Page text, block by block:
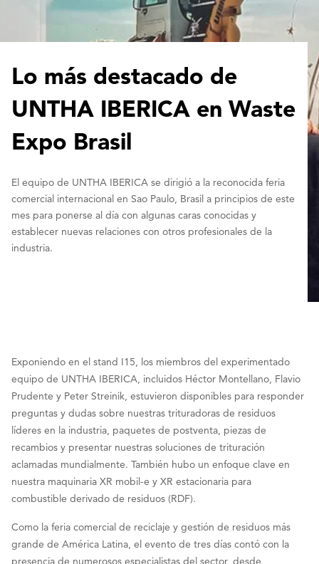
Lo más destacado de
UNTHA IBERICA en Waste
Expo Brasil
El equipo de UNTHA IBERICA se dirigió a la reconocida feria
comercial internacional en Sao Paulo, Brasil a principios de este
mes para ponerse al día con algunas caras conocidas y
establecer nuevas relaciones con otros profesionales de la
industria.
Exponiendo en el stand I15, los miembros del experimentado
equipo de UNTHA IBERICA, incluidos Héctor Montellano, Flavio
Prudente y Peter Streinik, estuvieron disponibles para responder
preguntas y dudas sobre nuestras trituradoras de residuos
líderes en la industria, paquetes de postventa, piezas de
recambios y presentar nuestras soluciones de trituración
aclamadas mundialmente. También hubo un enfoque clave en
nuestra maquinaria XR mobil-e y XR estacionaria para
combustible derivado de residuos (RDF).
Como la feria comercial de reciclaje y gestión de residuos más
grande de América Latina, el evento de tres días contó con la
presencia de numerosos especialistas del sector, desde